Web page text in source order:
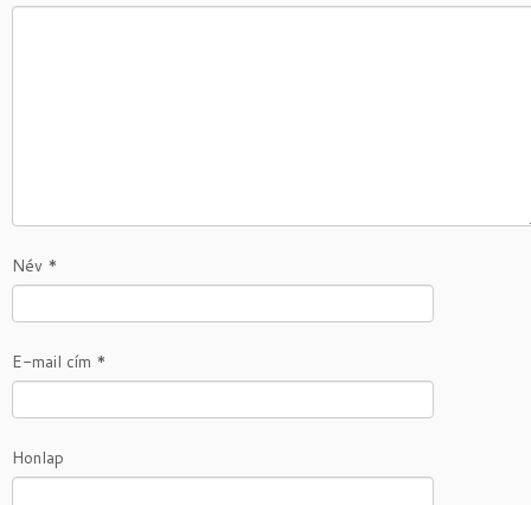
Név *
E-mail cím *
Honlap